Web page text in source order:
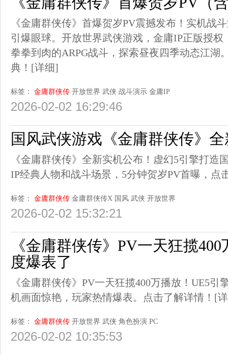
《金庸群侠传》首爆贺岁PV震撼发布！实机战
引爆眼球。开放世界武侠游戏，金庸IP正版授
拳拳到肉的ARPG战斗，探索昼夜四季动态江湖
典！ [详细]
标签： 金庸群侠传 开放世界 武侠 战斗演示 金庸IP
2026-02-02 16:29:46
国风武侠游戏《金庸群侠传》
《金庸群侠传》全新实机公布！虚幻5引擎打造
IP经典人物和战斗场景，5分钟贺岁PV首曝，点
标签： 金庸群侠传 金庸群侠传X 国风 武侠 开放世界
2026-02-02 15:32:21
《金庸群侠传》PV一天狂揽
度爆表了
《金庸群侠传》PV一天狂揽400万播放！UE5
机画面惊艳，玩家热情爆表。点击了解详情！ [
标签： 金庸群侠传 开放世界 武侠 角色扮演 PC
2026-02-02 10:35:53